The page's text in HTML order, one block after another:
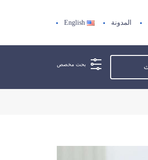
المدونة English
بحث مخصص